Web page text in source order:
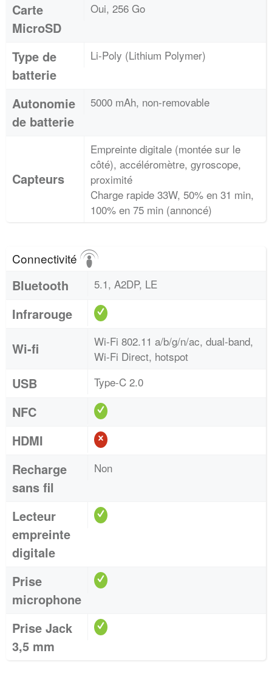
Carte
MicroSD
Oui, 256 Go
Type de
batterie
Li-Poly (Lithium Polymer)
Autonomie
de batterie
5000 mAh, non-removable
Capteurs
Empreinte digitale (montée sur le
côté), accéléromètre, gyroscope,
proximité
Charge rapide 33W, 50% en 31 min,
100% en 75 min (annoncé)
Connectivité
Bluetooth 5.1, A2DP, LE
Infrarouge
Wi-fi
Wi-Fi 802.11 a/b/g/n/ac, dual-band,
Wi-Fi Direct, hotspot
USB Type-C 2.0
NFC
HDMI
Recharge
sans fil
Non
Lecteur
empreinte
digitale
Prise
microphone
Prise Jack
3,5 mm